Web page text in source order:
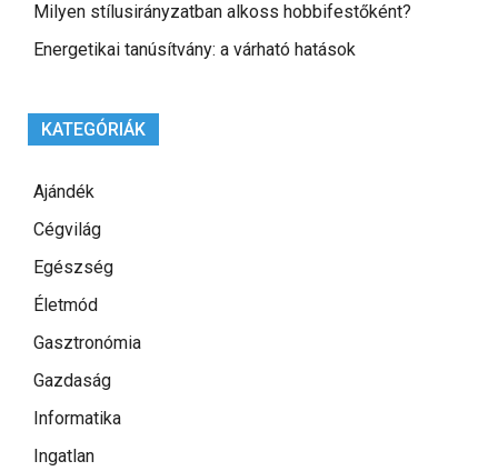
Milyen stílusirányzatban alkoss hobbifestőként?
Energetikai tanúsítvány: a várható hatások
KATEGÓRIÁK
Ajándék
Cégvilág
Egészség
Életmód
Gasztronómia
Gazdaság
Informatika
Ingatlan